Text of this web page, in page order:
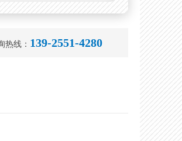
热线： 139-2551-4280